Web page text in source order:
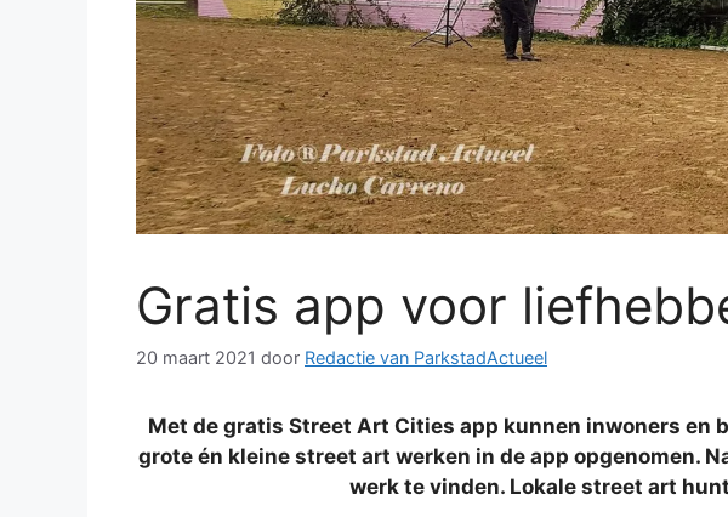
Gratis app voor
20 maart 2021 door Redactie van ParkstadActueel
Met de gratis Street Art Cities app kunnen inwoners en
grote én kleine street art werken in de app opgenomen.
werk te vinden. Lokale street art